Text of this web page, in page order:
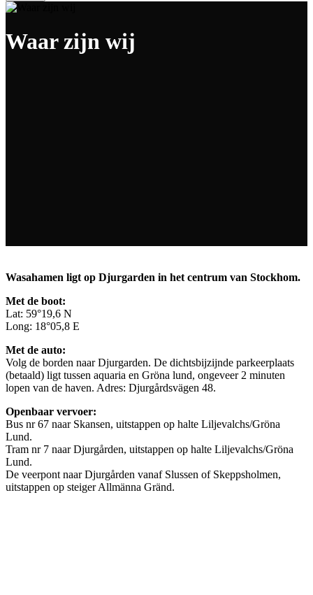
Close
Waar zijn wij
Wasahamen ligt op Djurgarden in het centrum van Stockhom.
Met de boot:
Lat: 59°19,6 N
Long: 18°05,8 E
Met de auto:
Volg de borden naar Djurgarden. De dichtsbijzijnde parkeerplaats
(betaald) ligt tussen aquaria en Gröna lund, ongeveer 2 minuten
lopen van de haven. Adres: Djurgårdsvägen 48.
Openbaar vervoer:
Bus nr 67 naar Skansen, uitstappen op halte Liljevalchs/Gröna
Lund.
Tram nr 7 naar Djurgården, uitstappen op halte Liljevalchs/Gröna
Lund.
De veerpont naar Djurgården vanaf Slussen of Skeppsholmen,
uitstappen op steiger Allmänna Gränd.